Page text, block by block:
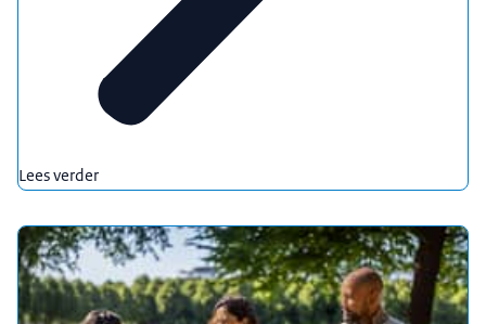
Lees verder